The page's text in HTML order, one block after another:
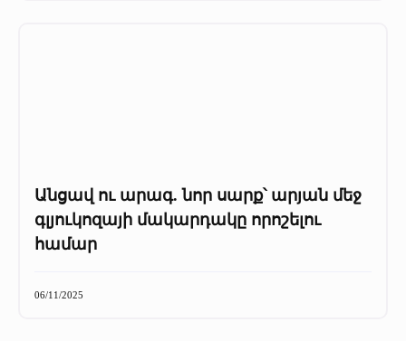
Անցավ ու արագ. նոր սարք՝ արյան մեջ
գլյուկոզայի մակարդակը որոշելու
համար
06/11/2025